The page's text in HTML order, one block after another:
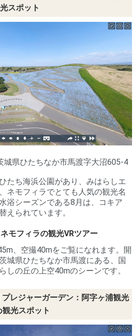
スポット
城県ひたちなか市馬渡字大沼605-4
たち海浜公園があり、みはらしエ
ネモフィラでとても人気の観光名
浴シーズンである8月は、コキア
えられています。
モフィラの観光VRツアー
、空撮40mをご覧になれます。開
城県ひたちなか市馬渡にある、国
しの丘の上空40mのシーンです。
レジャーガーデン：阿字ヶ浦観光
光スポット